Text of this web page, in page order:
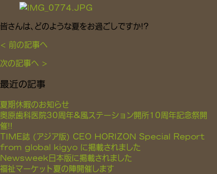
皆さんは、どのような夏をお過ごしですか!?
< 前の記事へ
次の記事へ >
最近の記事
夏期休暇のお知らせ
奥原歯科医院30周年&風ステーション開所10周年記念祭開
催!!
TIME誌 (アジア版) CEO HORIZON Special Report
from global kigyo に掲載されました
Newsweek日本版に掲載されました
福祉マーケット夏の陣開催します